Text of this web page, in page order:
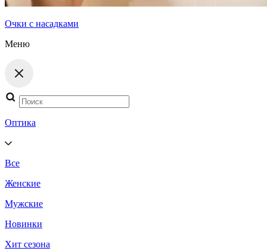
Очки с насадками
Меню
Поиск
товаров
Оптика
Все
Женские
Мужские
Новинки
Хит сезона